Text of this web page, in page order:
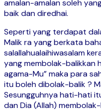
amalan-amalan soleh
baik dan diredhai.
Seperti yang terdapat
Malik ra yang berkata
salallahualaihiwasalam
yang membolak-balikkan
agama-Mu” maka para
itu boleh dibolak-balik ?
Sesungguhnya hati-hati
dan Dia (Allah)